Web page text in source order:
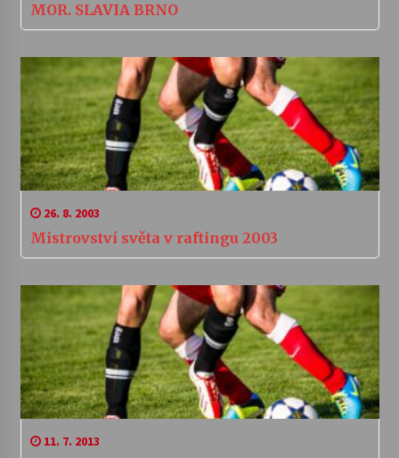
MOR. SLAVIA BRNO
26. 8. 2003
Mistrovství světa v raftingu 2003
11. 7. 2013